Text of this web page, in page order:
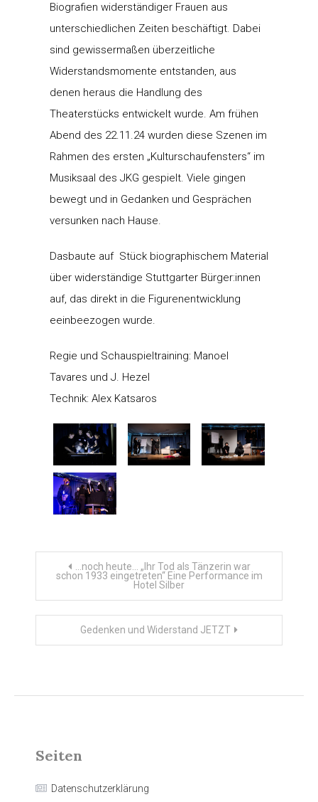
Biografien widerständiger Frauen aus
unterschiedlichen Zeiten beschäftigt. Dabei
sind gewissermaßen überzeitliche
Widerstandsmomente entstanden, aus
denen heraus die Handlung des
Theaterstücks entwickelt wurde. Am frühen
Abend des 22.11.24 wurden diese Szenen im
Rahmen des ersten „Kulturschaufensters“ im
Musiksaal des JKG gespielt. Viele gingen
bewegt und in Gedanken und Gesprächen
versunken nach Hause.
Dasbaute auf Stück biographischem Material
über widerständige Stuttgarter Bürger:innen
auf, das direkt in die Figurenentwicklung
eeinbeezogen wurde.
Regie und Schauspieltraining: Manoel
Tavares und J. Hezel
Technik: Alex Katsaros
Beitragsnavigation
…noch heute… „Ihr Tod als Tänzerin war
schon 1933 eingetreten“ Eine Performance im
Hotel Silber
Gedenken und Widerstand JETZT
Seiten
Datenschutzerklärung